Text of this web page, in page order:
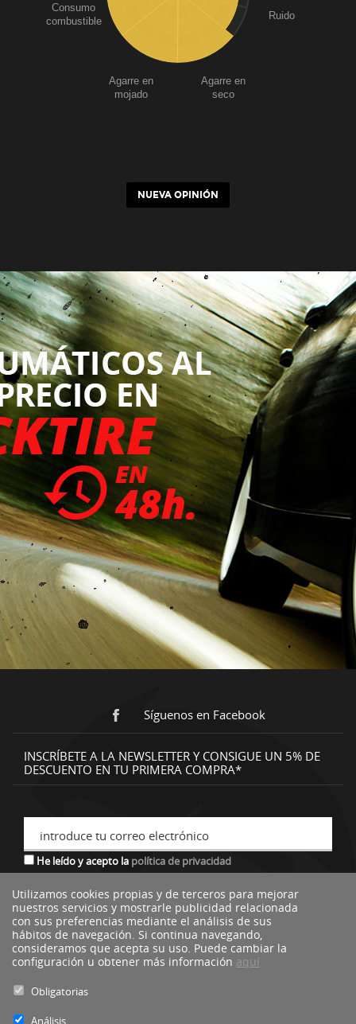
Ruido
Agarre en
seco
Agarre en
mojado
Consumo
combustible
NUEVA OPINIÓN
Síguenos en Facebook
INSCRÍBETE A LA NEWSLETTER Y CONSIGUE UN 5% DE
DESCUENTO EN TU PRIMERA COMPRA*
introduce tu correo electrónico
He leído y acepto la política de privacidad
*descuento no acumulable a otras ofertas o promociones.
Utilizamos cookies propias y de terceros para mejorar
nuestros servicios y mostrarle publicidad relacionada
con sus preferencias mediante el análisis de sus
hábitos de navegación. Si continua navegando,
consideramos que acepta su uso. Puede cambiar la
configuración u obtener más información aquí
Obligatorias
Análisis